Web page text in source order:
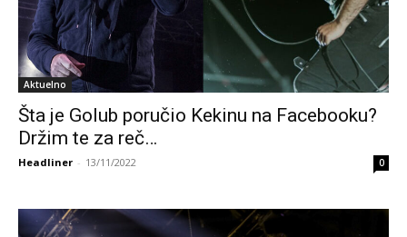
Aktuelno
Šta je Golub poručio Kekinu na Facebooku?
Držim te za reč…
Headliner - 13/11/2022 0